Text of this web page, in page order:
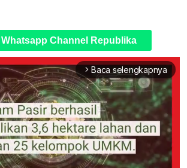
Whatsapp Channel Republika
arrow_forward_ios Baca selengkapnya